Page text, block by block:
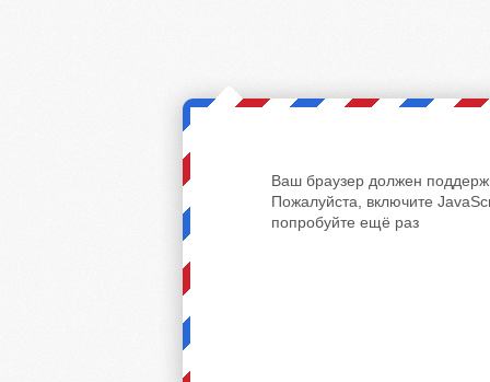
Ваш браузер должен
Пожалуйста, включите
попробуйте ещё раз